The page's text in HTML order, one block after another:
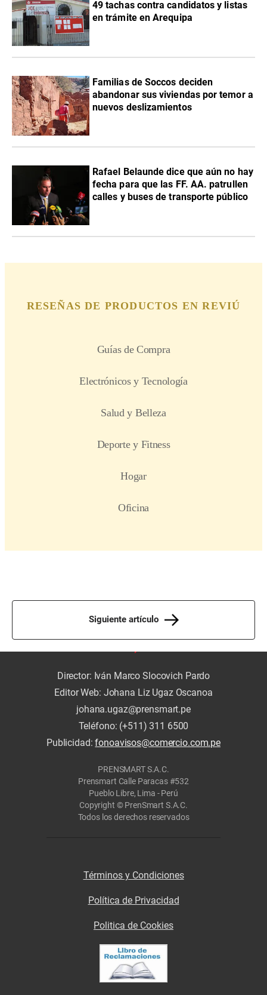
49 tachas contra candidatos y listas
en trámite en Arequipa
Familias de Soccos deciden
abandonar sus viviendas por temor a
nuevos deslizamientos
Rafael Belaunde dice que aún no hay
fecha para que las FF. AA. patrullen
calles y buses de transporte público
Siguiente artículo
Director: Iván Marco Slocovich Pardo
Editor Web: Johana Liz Ugaz Oscanoa
johana.ugaz@prensmart.pe
Teléfono: (+511) 311 6500
Publicidad:fonoavisos@comercio.com.pe
PRENSMART S.A.C.
Prensmart Calle Paracas #532
Pueblo Libre, Lima - Perú
Copyright © PrenSmart S.A.C.
Todos los derechos reservados
Términos y Condiciones
Política de Privacidad
Politica de Cookies